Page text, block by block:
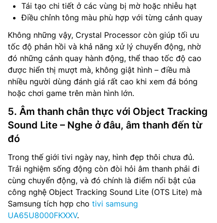
Tái tạo chi tiết ở các vùng bị mờ hoặc nhiễu hạt
Điều chỉnh tông màu phù hợp với từng cảnh quay
Không những vậy, Crystal Processor còn giúp tối ưu
tốc độ phản hồi và khả năng xử lý chuyển động, nhờ
đó những cảnh quay hành động, thể thao tốc độ cao
được hiển thị mượt mà, không giật hình – điều mà
nhiều người dùng đánh giá rất cao khi xem đá bóng
hoặc chơi game trên màn hình lớn.
5. Âm thanh chân thực với Object Tracking
Sound Lite – Nghe ở đâu, âm thanh đến từ
đó
Trong thế giới tivi ngày nay, hình đẹp thôi chưa đủ.
Trải nghiệm sống động còn đòi hỏi âm thanh phải đi
cùng chuyển động, và đó chính là điểm nổi bật của
công nghệ Object Tracking Sound Lite (OTS Lite) mà
Samsung tích hợp cho tivi samsung
UA65U8000FKXXV.